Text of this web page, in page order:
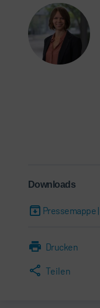
Downloads
Pressemappe
Drucken
Teilen